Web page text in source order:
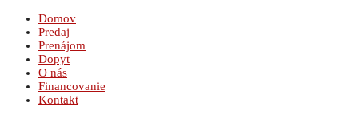
Domov
Predaj
Prenájom
Dopyt
O nás
Financovanie
Kontakt